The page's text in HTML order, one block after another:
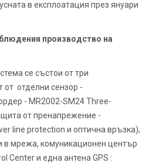
в експлоатация през януари
производство на
се състои от три
от отделни сензор -
- MR2002-SM24 Three-
от пренапрежение -
line protection и оптична връзка),
в мрежа, комуникационен център
Center и една антена GPS :